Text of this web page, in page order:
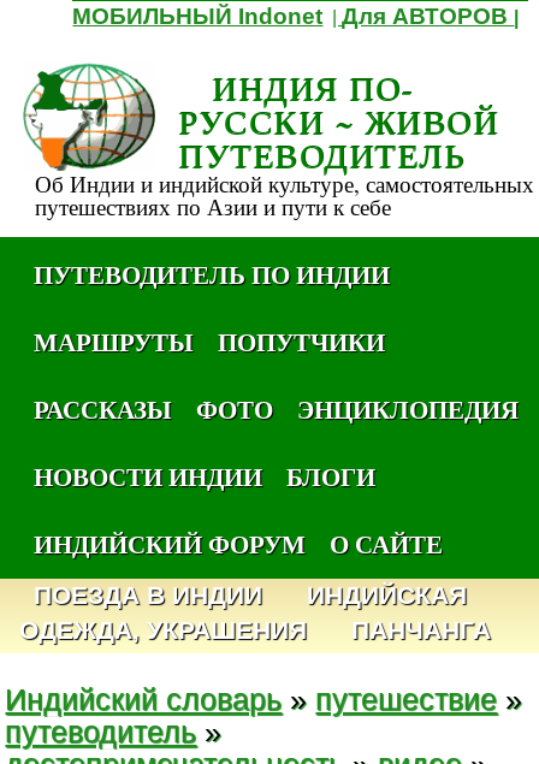
МОБИЛЬНЫЙ Indonet |Для АВТОРОВ
ИНДИЯ ПО-
РУССКИ ~ ЖИВОЙ
ПУТЕВОДИТЕЛЬ
Об Индии и индийской культуре, самостоятельных
путешествиях по Азии и пути к себе
ПУТЕВОДИТЕЛЬ ПО ИНДИИ
МАРШРУТЫ
ПОПУТЧИКИ
РАССКАЗЫ
ФОТО
ЭНЦИКЛОПЕДИЯ
НОВОСТИ ИНДИИ
БЛОГИ
ИНДИЙСКИЙ ФОРУМ
О САЙТЕ
ПОЕЗДА В ИНДИИ
ИНДИЙСКАЯ
ОДЕЖДА, УКРАШЕНИЯ
ПАНЧАНГА
Индийский словарь » путешествие »
путеводитель »